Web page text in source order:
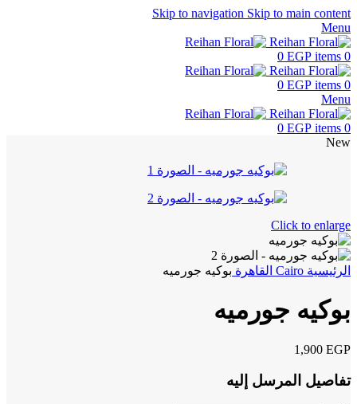
Skip to navigation Skip to main content
Menu
0
items
0 EGP
0
items
0 EGP
Menu
0
items
0 EGP
New
Click to enlarge
الرئيسية Cairo القاهرة بوكيه جورميه
بوكيه جورميه
1,900 EGP
تفاصيل المرسل إليه